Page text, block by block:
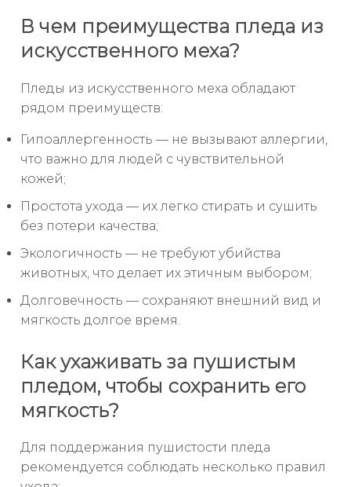
В чем преимущества пледа из
искусственного меха?
Пледы из искусственного меха обладают
рядом преимуществ:
Гипоаллергенность — не вызывают аллергии,
что важно для людей с чувствительной
кожей;
Простота ухода — их легко стирать и сушить
без потери качества;
Экологичность — не требуют убийства
животных, что делает их этичным выбором;
Долговечность — сохраняют внешний вид и
мягкость долгое время.
Как ухаживать за пушистым
пледом, чтобы сохранить его
мягкость?
Для поддержания пушистости пледа
рекомендуется соблюдать несколько правил